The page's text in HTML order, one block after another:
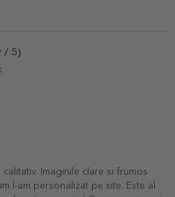
/ 5)
Imaginile clare si frumos
l-am personalizat pe site. Este al